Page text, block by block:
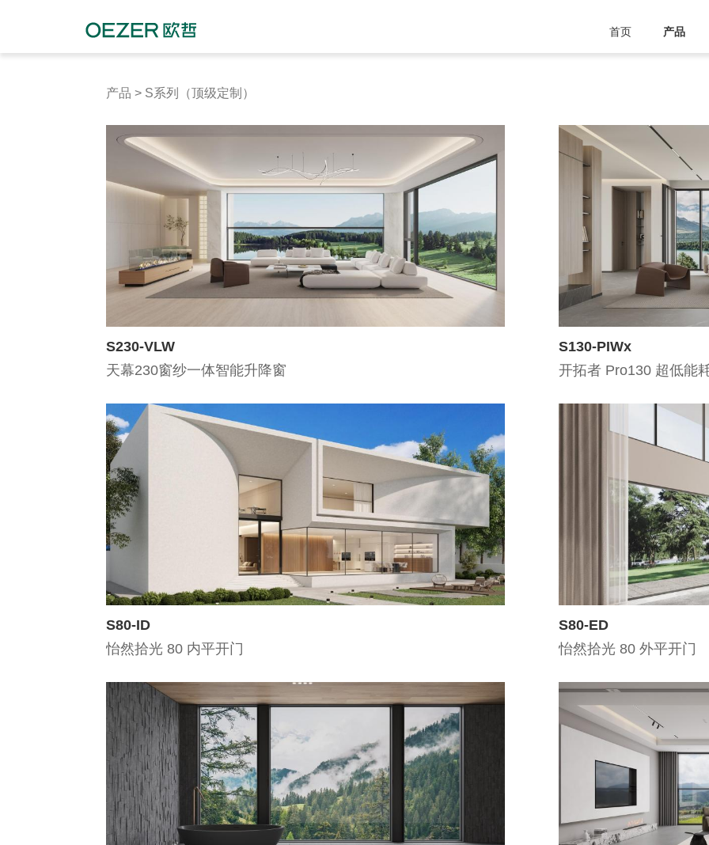
首页 产品
产品 > S系列（顶级定制）
S230-VLW
天幕230窗纱一体智能升降窗
S130-PIWx
开拓者 Pro130 超低能
S80-ID
怡然拾光 80 内平开门
S80-ED
怡然拾光 80 外平开门